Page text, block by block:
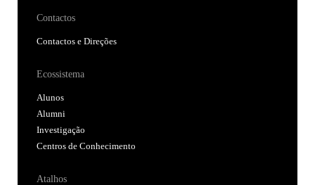
Contactos
Contactos e Direções
Ecossistema
Alunos
Alumni
Investigação
Centros de Conhecimento
Atalhos